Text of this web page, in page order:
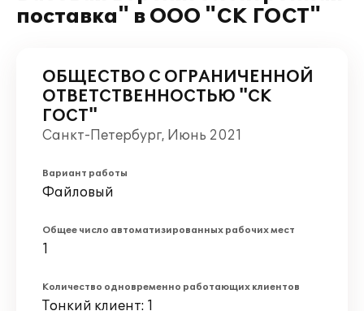
поставка" в ООО "СК ГОСТ"
ОБЩЕСТВО С ОГРАНИЧЕННОЙ
ОТВЕТСТВЕННОСТЬЮ "СК
ГОСТ"
Санкт-Петербург, Июнь 2021
Вариант работы
Файловый
Общее число автоматизированных рабочих мест
1
Количество одновременно работающих клиентов
Тонкий клиент: 1